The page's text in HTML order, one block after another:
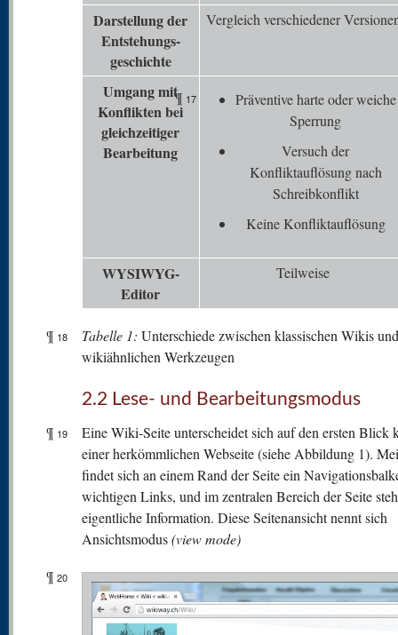
Darstellung der
Entstehungs-
geschichte
Vergleich verschiedener
Umgang mit
Konflikten bei
gleichzeitiger
Bearbeitung
¶ 17
Präventive harte oder weiche
Sperrung
Versuch der
Konfliktauflösung nach
Schreibkonflikt
Keine Konfliktauflösung
WYSIWYG-
Editor
Teilweise
¶ 18 Tabelle 1: Unterschiede zwischen klassischen Wikis und
wikiähnlichen Werkzeugen
2.2 Lese- und Bearbeitungsmodus
¶ 19
Eine Wiki-Seite unterscheidet sich auf den ersten Blick
einer herkömmlichen Webseite (siehe Abbildung 1).
findet sich an einem Rand der Seite ein
wichtigen Links, und im zentralen Bereich der Seite
eigentliche Information. Diese Seitenansicht nennt sich
Ansichtsmodus(view mode)
¶ 20